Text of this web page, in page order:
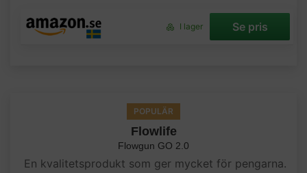
I lager Se pris
POPULÄR
Flowlife
Flowgun GO 2.0
En kvalitetsprodukt som ger mycket för pengarna.